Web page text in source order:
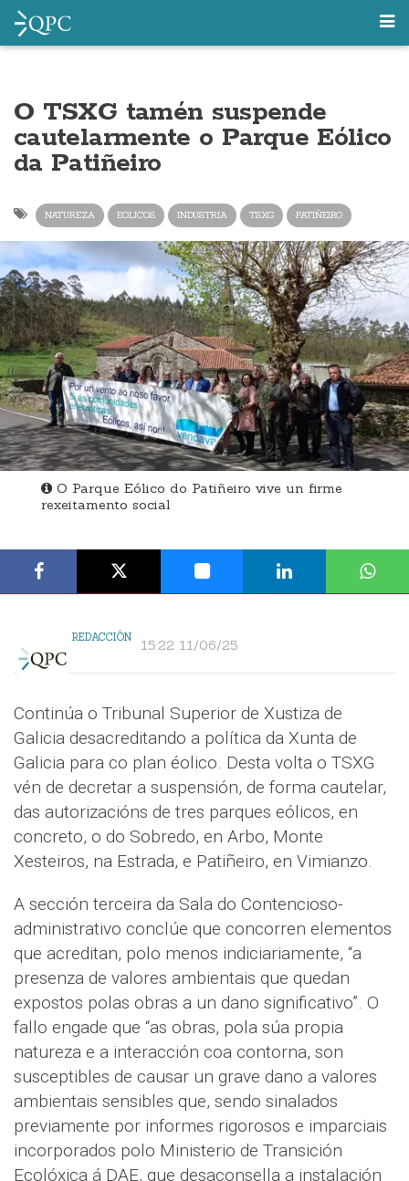
O TSXG tamén suspende
cautelarmente o Parque Eólico
da Patiñeiro
NATUREZA EOLICOS INDUSTRIA TSXG PATIÑEIRO
O Parque Eólico do Patiñeiro vive un firme
rexeitamento social
REDACCIÓN 15:22 11/06/25
Continúa o Tribunal Superior de Xustiza de
Galicia desacreditando a política da Xunta de
Galicia para co plan éolico. Desta volta o TSXG
vén de decretar a suspensión, de forma cautelar,
das autorizacións de tres parques eólicos, en
concreto, o do Sobredo, en Arbo, Monte
Xesteiros, na Estrada, e Patiñeiro, en Vimianzo.
A sección terceira da Sala do Contencioso-
administrativo conclúe que concorren elementos
que acreditan, polo menos indiciariamente, “a
presenza de valores ambientais que quedan
expostos polas obras a un dano significativo”. O
fallo engade que “as obras, pola súa propia
natureza e a interacción coa contorna, son
susceptibles de causar un grave dano a valores
ambientais sensibles que, sendo sinalados
previamente por informes rigorosos e imparciais
incorporados polo Ministerio de Transición
Ecolóxica á DAE, que desaconsella a instalación